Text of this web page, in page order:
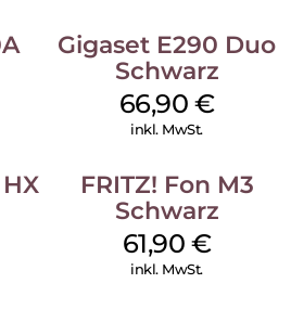
Gigaset E290 Duo
Schwarz
66,90 €
inkl. MwSt.
FRITZ! Fon M3
Schwarz
61,90 €
inkl. MwSt.